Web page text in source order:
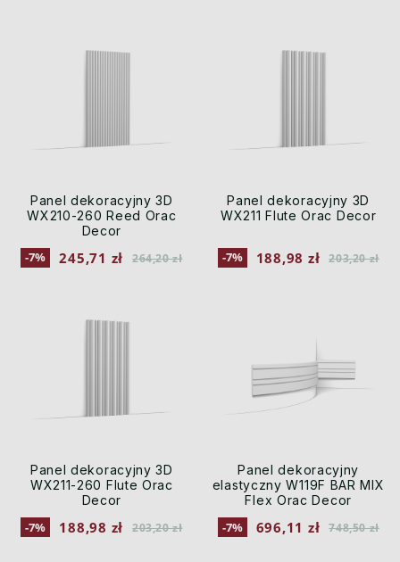
Panel dekoracyjny 3D
WX210-260 Reed Orac
Decor
-7% 245,71 zł 264,20 zł
Panel dekoracyjny 3D
WX211 Flute Orac Decor
-7% 188,98 zł 203,20 zł
Panel dekoracyjny 3D
WX211-260 Flute Orac
Decor
-7% 188,98 zł 203,20 zł
Panel dekoracyjny
elastyczny W119F BAR MIX
Flex Orac Decor
-7% 696,11 zł 748,50 zł